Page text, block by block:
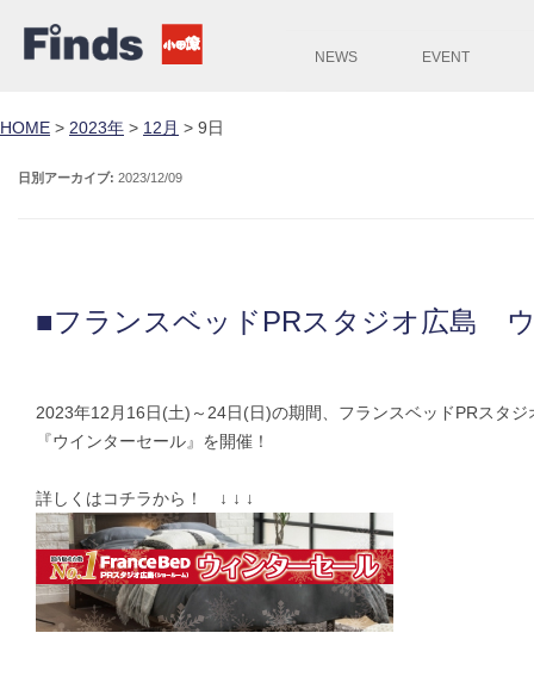
NEWS EVENT
HOME > 2023年 > 12月 > 9日
日別アーカイブ: 2023/12/09
■フランスベッドPRスタジオ広島
2023年12月16日(土)～24日(日)の期間、フランスベッドPRスタジ
『ウインターセール』を開催！
詳しくはコチラから！ ↓ ↓ ↓